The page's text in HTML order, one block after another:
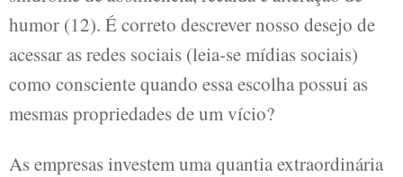
humor (12). É correto descrever nosso desejo de
acessar as redes sociais (leia-se mídias sociais)
como consciente quando essa escolha possui as
mesmas propriedades de um vício?
As empresas investem uma quantia extraordinária